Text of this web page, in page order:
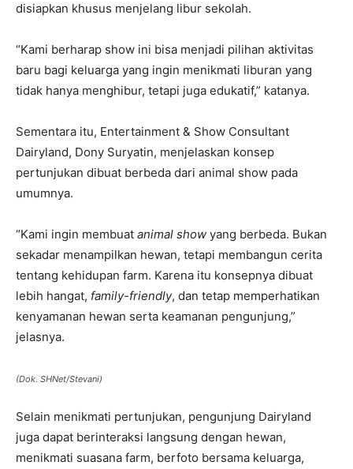
disiapkan khusus menjelang libur sekolah.
“Kami berharap show ini bisa menjadi pilihan aktivitas
baru bagi keluarga yang ingin menikmati liburan yang
tidak hanya menghibur, tetapi juga edukatif,” katanya.
Sementara itu, Entertainment & Show Consultant
Dairyland, Dony Suryatin, menjelaskan konsep
pertunjukan dibuat berbeda dari animal show pada
umumnya.
“Kami ingin membuat animal show yang berbeda. Bukan
sekadar menampilkan hewan, tetapi membangun cerita
tentang kehidupan farm. Karena itu konsepnya dibuat
lebih hangat, family-friendly, dan tetap memperhatikan
kenyamanan hewan serta keamanan pengunjung,”
jelasnya.
(Dok. SHNet/Stevani)
Selain menikmati pertunjukan, pengunjung Dairyland
juga dapat berinteraksi langsung dengan hewan,
menikmati suasana farm, berfoto bersama keluarga,